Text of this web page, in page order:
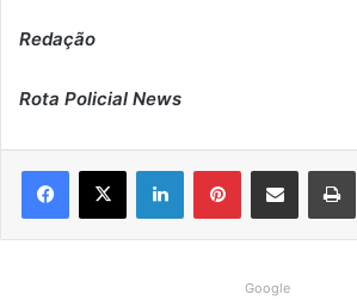
Redação
Rota Policial News
Google